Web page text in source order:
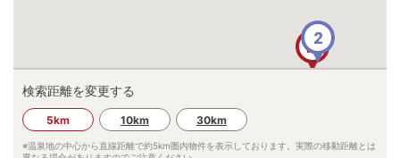
10
2
検索距離を変更する
5km 10km 30km
※温泉地の中心から直線距離で約5km圏内物件を表示しております。実際の移動距離とは